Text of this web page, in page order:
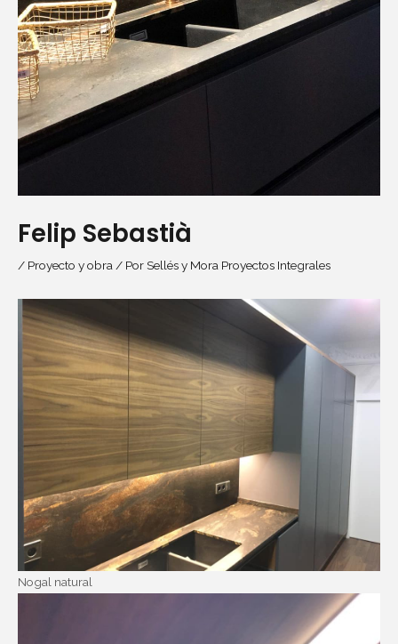
Felip Sebastià
/ Proyecto y obra/ PorSellés y Mora Proyectos Integrales
Nogal natural